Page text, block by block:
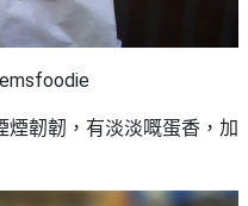
韌韌，有淡淡嘅蛋香，加